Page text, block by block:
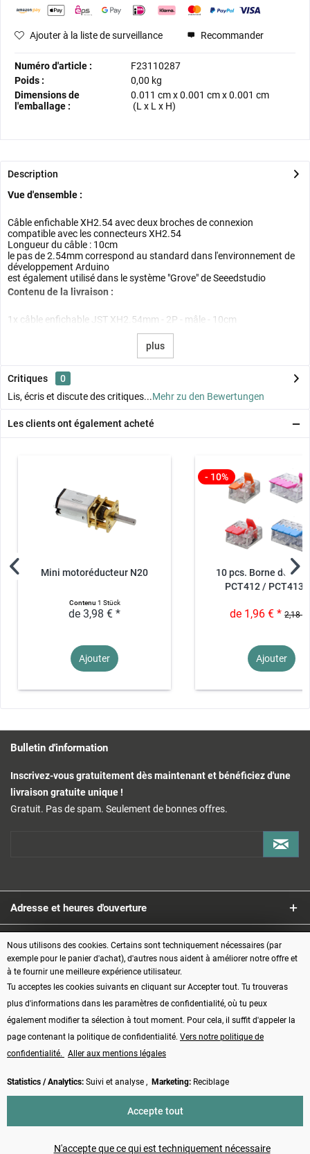
Ajouter à la liste de surveillance Recommander
Numéro d'article :
F23110287
Poids :
0,00 kg
Dimensions de
l'emballage :
0.011 cmx0.001 cmx0.001 cm
(L x L x H)
Description
Vue d'ensemble :
Câble enfichable XH2.54 avec deux broches de connexion
compatible avec les connecteurs XH2.54
Longueur du câble : 10cm
le pas de 2.54mm correspond au standard dans l'environnement de
développement Arduino
est également utilisé dans le système "Grove" de Seeedstudio
Contenu de la livraison :
1x câble enfichable JST XH2.54mm - 2P - mâle - 10cm
plus
Critiques
0
Lis, écris et discute des critiques...Mehr zu den Bewertungen
Les clients ont également acheté
Mini motoréducteur N20
Contenu 1 Stück
de 3,98 € *
Ajouter
- 10%
10 pcs. Borne de
PCT412 / PCT413
de 1,96 € * 2,18 €
Ajouter
Bulletin d'information
Inscrivez-vous gratuitement dès maintenant et bénéficiez d'une
livraison gratuite unique !
Gratuit. Pas de spam. Seulement de bonnes offres.
Adresse et heures d'ouverture
Service
Informations
Modes de paiement
Vertrag widerrufen
éventuellement les frais de contre-remboursement, sauf indication contraire
Nous utilisons des cookies. Certains sont techniquement nécessaires (par
exemple pour le panier d'achat), d'autres nous aident à améliorer notre offre et
à te fournir une meilleure expérience utilisateur.
Tu acceptes les cookies suivants en cliquant sur Accepter tout. Tu trouveras
plus d'informations dans les paramètres de confidentialité, où tu peux
également modifier ta sélection à tout moment. Pour cela, il suffit d'appeler la
page contenant la politique de confidentialité. Vers notre politique de
confidentialité.
Aller aux mentions légales
Statistics / Analytics: Suivi et analyse , Marketing: Reciblage
N'accepte que ce qui est techniquement nécessaire
Accepte tout